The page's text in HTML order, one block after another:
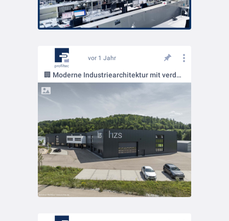
vor 1 Jahr
🏢 Moderne Industriearchitektur mit verdeckt befestigten Sandwichpaneelen